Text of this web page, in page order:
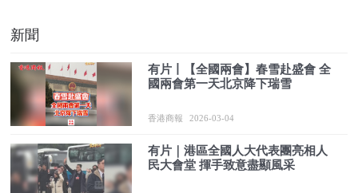
新聞
有片丨【全國兩會】春雪赴盛會 全
國兩會第一天北京降下瑞雪
香港商報 2026-03-04
有片｜港區全國人大代表團亮相人
民大會堂 揮手致意盡顯風采